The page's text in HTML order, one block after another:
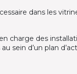
dans les
charge des
sein d’un plan